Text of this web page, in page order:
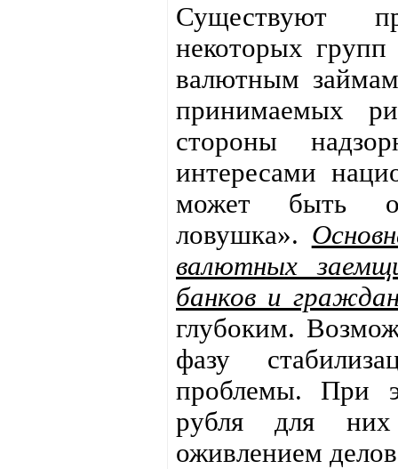
Существуют
некоторых
валютным
принимаемых
стороны
интересами
может быть
ловушка».
валютных
банков и
глубоким.
фазу
проблемы. При
рубля для них
оживлением